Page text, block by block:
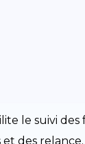
le suivi des
et des relance.